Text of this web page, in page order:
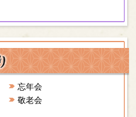
忘年会
敬老会